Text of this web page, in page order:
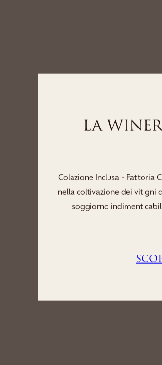
LA SPA
Concediti un soggiorno
della nostra Spa, dove
idromassaggio e aree